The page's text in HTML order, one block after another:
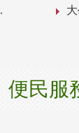
便民服